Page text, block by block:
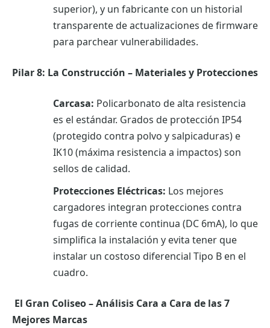
superior), y un fabricante con un historial
transparente de actualizaciones de firmware
para parchear vulnerabilidades.
Pilar 8: La Construcción – Materiales y Protecciones
Carcasa: Policarbonato de alta resistencia
es el estándar. Grados de protección IP54
(protegido contra polvo y salpicaduras) e
IK10 (máxima resistencia a impactos) son
sellos de calidad.
Protecciones Eléctricas: Los mejores
cargadores integran protecciones contra
fugas de corriente continua (DC 6mA), lo que
simplifica la instalación y evita tener que
instalar un costoso diferencial Tipo B en el
cuadro.
El Gran Coliseo – Análisis Cara a Cara de las 7
Mejores Marcas